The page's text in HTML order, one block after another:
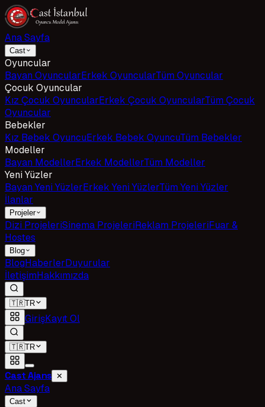
Ana Sayfa
Cast
Oyuncular
Bayan OyuncularErkek OyuncularTüm Oyuncular
Çocuk Oyuncular
Kız Çocuk OyuncularErkek Çocuk OyuncularTüm Çocuk
Oyuncular
Bebekler
Kız Bebek OyuncuErkek Bebek OyuncuTüm Bebekler
Modeller
Bayan ModellerErkek ModellerTüm Modeller
Yeni Yüzler
Bayan Yeni YüzlerErkek Yeni YüzlerTüm Yeni Yüzler
İlanlar
Projeler
Dizi ProjeleriSinema ProjeleriReklam ProjeleriFuar &
Hostes
Blog
BlogHaberlerDuyurular
İletişimHakkımızda
🇹🇷TR
GirişKayıt Ol
🇹🇷TR
Cast Ajans ✕
Ana Sayfa
Cast